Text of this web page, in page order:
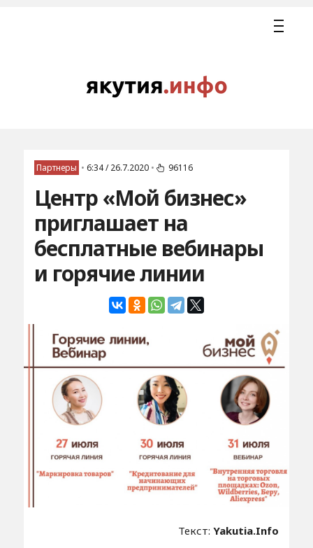
Партнеры • 6:34 / 26.7.2020 • 96116
Центр «Мой бизнес»
приглашает на
бесплатные вебинары
и горячие линии
Текст:Yakutia.Info